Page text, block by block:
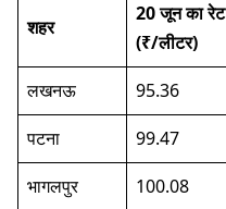
शहर
20 जून का रेट
(₹/लीटर)
लखनऊ 95.36
पटना
99.47
भागलपुर
100.08